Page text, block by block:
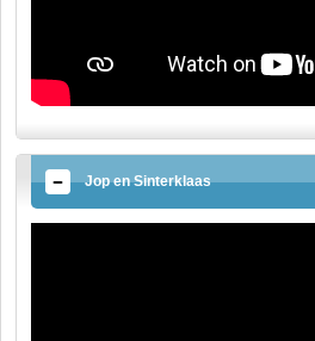
Jop en Sinterklaas